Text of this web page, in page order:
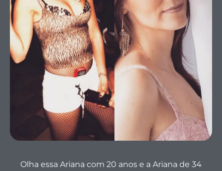
Olha essa Ariana com 20 anos e a Ariana de 34